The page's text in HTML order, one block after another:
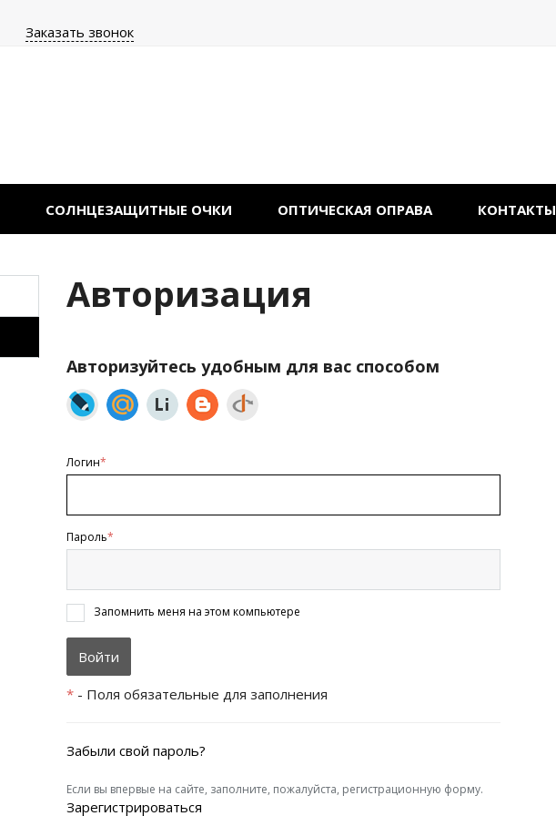
Заказать звонок
СОЛНЦЕЗАЩИТНЫЕ ОЧКИ ОПТИЧЕСКАЯ ОПРАВА КОНТАКТЫ
Авторизация
Авторизуйтесь удобным для вас способом
Логин*
Пароль*
Запомнить меня на этом компьютере
* - Поля обязательные для заполнения
Забыли свой пароль?
Если вы впервые на сайте, заполните, пожалуйста, регистрационную форму.
Зарегистрироваться